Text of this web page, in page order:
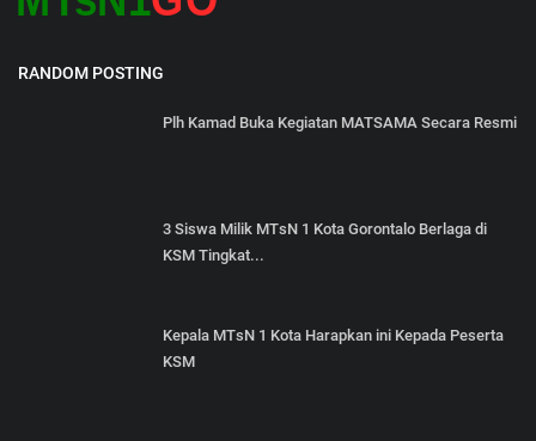
RANDOM POSTING
Plh Kamad Buka Kegiatan MATSAMA Secara Resmi
3 Siswa Milik MTsN 1 Kota Gorontalo Berlaga di
KSM Tingkat...
Kepala MTsN 1 Kota Harapkan ini Kepada Peserta
KSM